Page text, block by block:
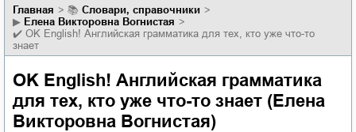
Главная 📚
словари, справочники
▶ Елена Викторовна Вогнистая
✔️ OK English! Английская грамматика для тех, кто уже что-то
знает
OK English! Английская грамматика
для тех, кто уже что-то знает (Елена
Викторовна Вогнистая)